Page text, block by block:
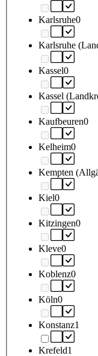
Karlsruhe0
Karlsruhe
Kassel0
Kassel
Kaufbeuren0
Kelheim0
Kempten
Kiel0
Kitzingen0
Kleve0
Koblenz0
Köln0
Konstanz1
Krefeld1